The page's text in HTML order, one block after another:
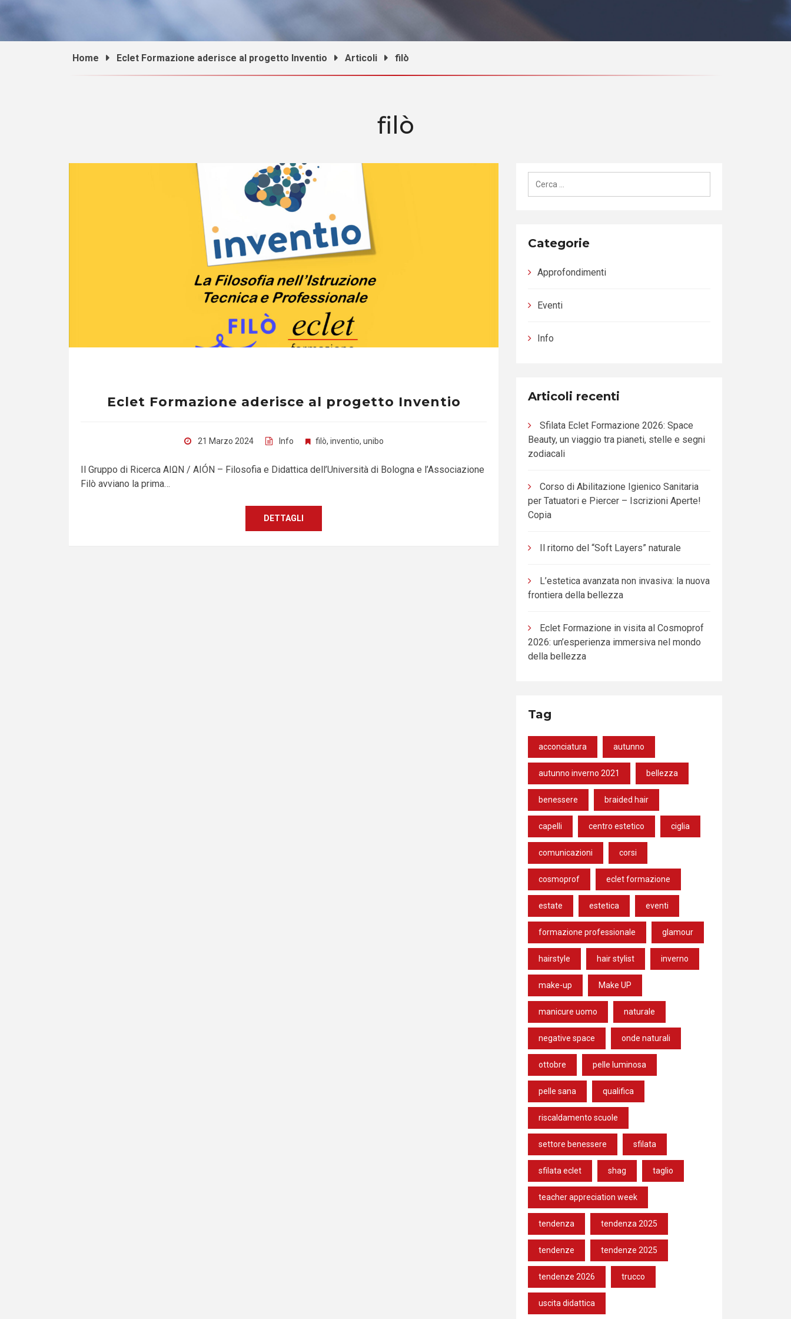
Home Eclet Formazione aderisce al progetto Inventio Articoli filò
filò
Eclet Formazione aderisce al progetto Inventio
21 Marzo 2024 Info filò, inventio, unibo
Il Gruppo di Ricerca ΑΙΩΝ / AIÓN – Filosofia e Didattica dell’Università di Bologna e l’Associazione
Filò avviano la prima…
DETTAGLI
Ricerca
Categorie
Approfondimenti
Eventi
Info
Articoli recenti
Sfilata Eclet Formazione 2026: Space
Beauty, un viaggio tra pianeti, stelle e segni
zodiacali
Corso di Abilitazione Igienico Sanitaria
per Tatuatori e Piercer – Iscrizioni Aperte!
Copia
Il ritorno del “Soft Layers” naturale
L’estetica avanzata non invasiva: la nuova
frontiera della bellezza
Eclet Formazione in visita al Cosmoprof
2026: un’esperienza immersiva nel mondo
della bellezza
Tag
acconciatura autunno
autunno inverno 2021 bellezza
benessere braided hair
capelli centro estetico ciglia
comunicazioni corsi
cosmoprof eclet formazione
estate estetica eventi
formazione professionale glamour
hairstyle hair stylist inverno
make-up Make UP
manicure uomo naturale
negative space onde naturali
ottobre pelle luminosa
pelle sana qualifica
riscaldamento scuole
settore benessere sfilata
sfilata eclet shag taglio
teacher appreciation week
tendenza tendenza 2025
tendenze tendenze 2025
tendenze 2026 trucco
uscita didattica